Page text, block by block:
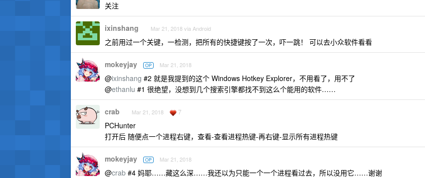
关注
ixinshang Mar 21, 2018 via Android
之前用过一个关键，一检测，把所有的快捷键按了一次，吓一跳！ 可以去小众软件看看
mokeyjay OP Mar 21, 2018
@ixinshang #2 就是我提到的这个 Windows Hotkey Explorer，不用看了，用不了
@ethanlu #1 很绝望，没想到几个搜索引擎都找不到这么个能用的软件……
crab Mar 21, 2018 7
PCHunter
打开后 随便点一个进程右键，查看-查看进程热键-再右键-显示所有进程热键
mokeyjay OP Mar 21, 2018
@crab #4 妈耶……藏这么深……我还以为只能一个一个进程看过去，所以没用它……谢谢